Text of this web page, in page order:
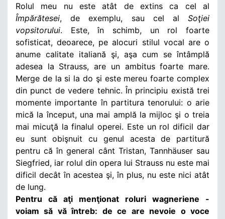
Rolul meu nu este atât de extins ca cel al
Împărătesei, de exemplu, sau cel al Soţiei
vopsitorului. Este, în schimb, un rol foarte
sofisticat, deoarece, pe alocuri stilul vocal are o
anume calitate italiană şi, aşa cum se întâmplă
adesea la Strauss, are un ambitus foarte mare.
Merge de la si la do şi este mereu foarte complex
din punct de vedere tehnic. În principiu există trei
momente importante în partitura tenorului: o arie
mică la început, una mai amplă la mijloc şi o treia
mai micuţă la finalul operei. Este un rol dificil dar
eu sunt obişnuit cu genul acesta de partitură
pentru că în general cânt Tristan, Tannhäuser sau
Siegfried, iar rolul din opera lui Strauss nu este mai
dificil decât în acestea şi, în plus, nu este nici atât
de lung.
Pentru că aţi menţionat roluri wagneriene -
voiam să vă întreb: de ce are nevoie o voce